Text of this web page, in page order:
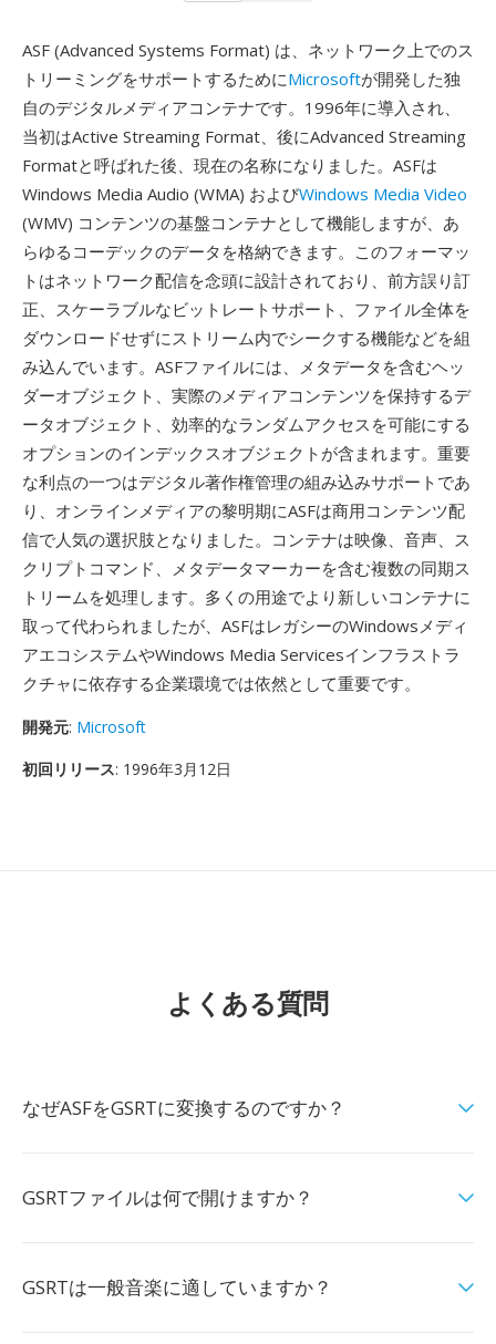
ASF (Advanced Systems Format) は、ネットワーク上でのス
トリーミングをサポートするためにMicrosoftが開発した独
自のデジタルメディアコンテナです。1996年に導入され、
当初はActive Streaming Format、後にAdvanced Streaming
Formatと呼ばれた後、現在の名称になりました。ASFは
Windows Media Audio (WMA) およびWindows Media Video
(WMV) コンテンツの基盤コンテナとして機能しますが、あ
らゆるコーデックのデータを格納できます。このフォーマッ
トはネットワーク配信を念頭に設計されており、前方誤り訂
正、スケーラブルなビットレートサポート、ファイル全体を
ダウンロードせずにストリーム内でシークする機能などを組
み込んでいます。ASFファイルには、メタデータを含むヘッ
ダーオブジェクト、実際のメディアコンテンツを保持するデ
ータオブジェクト、効率的なランダムアクセスを可能にする
オプションのインデックスオブジェクトが含まれます。重要
な利点の一つはデジタル著作権管理の組み込みサポートであ
り、オンラインメディアの黎明期にASFは商用コンテンツ配
信で人気の選択肢となりました。コンテナは映像、音声、ス
クリプトコマンド、メタデータマーカーを含む複数の同期ス
トリームを処理します。多くの用途でより新しいコンテナに
取って代わられましたが、ASFはレガシーのWindowsメディ
アエコシステムやWindows Media Servicesインフラストラ
クチャに依存する企業環境では依然として重要です。
開発元: Microsoft
初回リリース: 1996年3月12日
よくある質問
なぜASFをGSRTに変換するのですか？
GSRTファイルは何で開けますか？
GSRTは一般音楽に適していますか？